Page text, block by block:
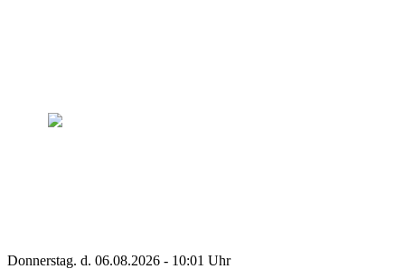
Donnerstag. d. 06.08.2026 - 10:01 Uhr